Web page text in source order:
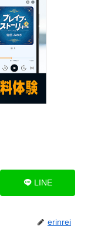
LINE
erinrei